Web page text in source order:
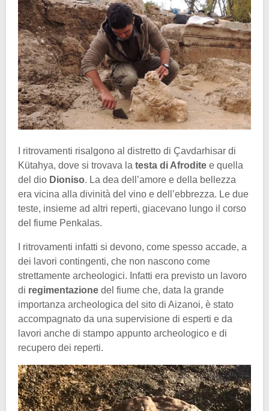
I ritrovamenti risalgono al distretto di Çavdarhisar di
Kütahya, dove si trovava la testa di Afrodite e quella
del dio Dioniso. La dea dell’amore e della bellezza
era vicina alla divinità del vino e dell’ebbrezza. Le due
teste, insieme ad altri reperti, giacevano lungo il corso
del fiume Penkalas.
I ritrovamenti infatti si devono, come spesso accade, a
dei lavori contingenti, che non nascono come
strettamente archeologici. Infatti era previsto un lavoro
di regimentazione del fiume che, data la grande
importanza archeologica del sito di Aizanoi, è stato
accompagnato da una supervisione di esperti e da
lavori anche di stampo appunto archeologico e di
recupero dei reperti.